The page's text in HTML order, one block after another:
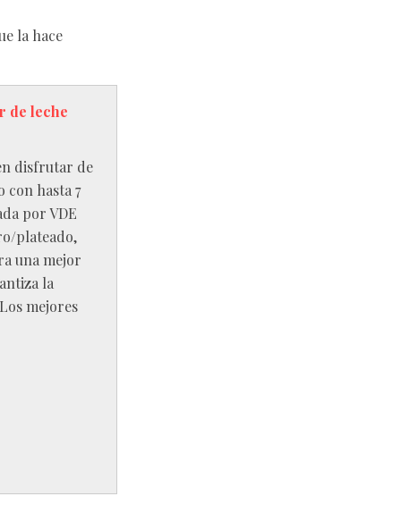
la hace
de leche
disfrutar de
hasta 7
por VDE
plateado,
una mejor
la
mejores